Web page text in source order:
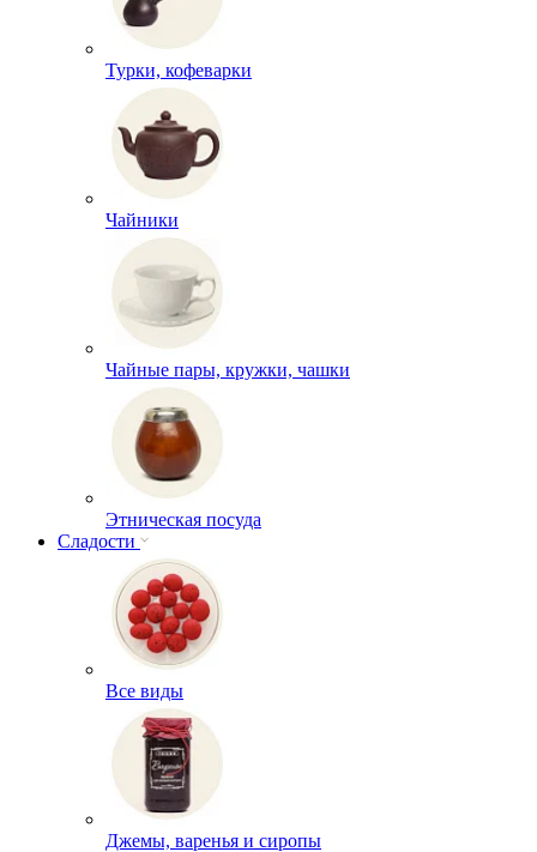
Турки, кофеварки
Чайники
Чайные пары, кружки, чашки
Этническая посуда
Сладости
Все виды
Джемы, варенья и сиропы